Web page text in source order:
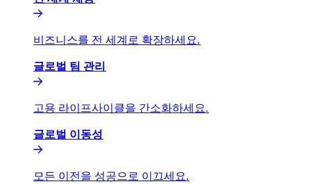
비즈니스를 전 세계로 확장하세요.​​
글로벌 팀 관리​​
고용 라이프사이클을 간소화하세요.​​
글로벌 이동성​​
모든 이전을 성공으로 이끄세요.​​